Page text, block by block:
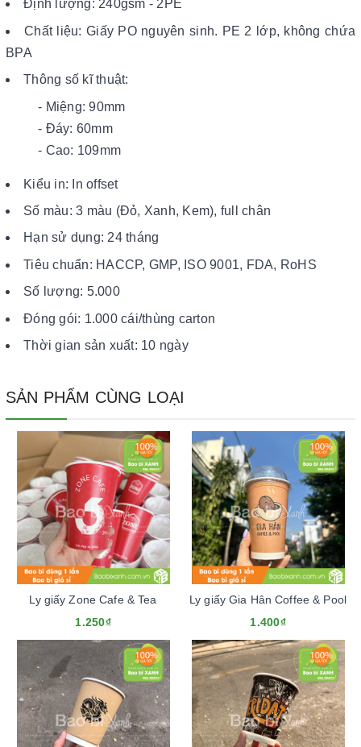
Định lượng: 240gsm - 2PE
Chất liệu: Giấy PO nguyên sinh. PE 2 lớp, không chứa
BPA
Thông số kĩ thuật:
- Miệng: 90mm
- Đáy: 60mm
- Cao: 109mm
Kiểu in: In offset
Số màu: 3 màu (Đỏ, Xanh, Kem), full chân
Hạn sử dụng: 24 tháng
Tiêu chuẩn: HACCP, GMP, ISO 9001, FDA, RoHS
Số lượng: 5.000
Đóng gói: 1.000 cái/thùng carton
Thời gian sản xuất: 10 ngày
SẢN PHẨM CÙNG LOẠI
Ly giấy Zone Cafe & Tea
1.250₫
Ly giấy Gia Hân Coffee & Pool
1.400₫